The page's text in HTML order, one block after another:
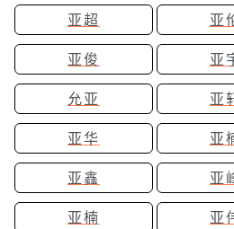
亚超
亚
亚俊
亚
允亚
亚
亚华
亚
亚鑫
亚
亚楠
亚